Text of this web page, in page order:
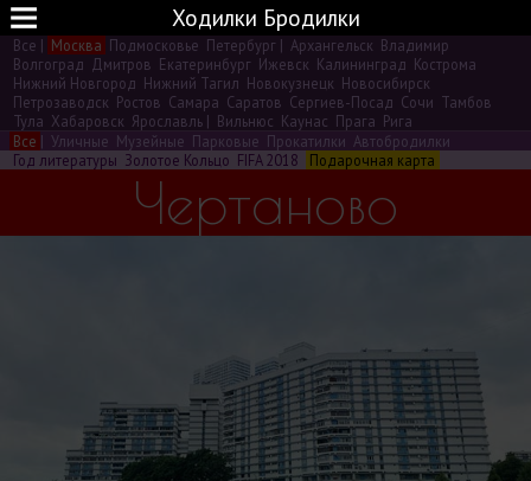
Ходилки Бродилки
Все | Москва Подмосковье Петербург | Архангельск Владимир
Волгоград Дмитров Екатеринбург Ижевск Калининград Кострома
Нижний Новгород Нижний Тагил Новокузнецк Новосибирск
Петрозаводск Ростов Самара Саратов Сергиев-Посад Сочи Тамбов
Тула Хабаровск Ярославль | Вильнюс Каунас Прага Рига
Все | Уличные Музейные Парковые Прокатилки Автобродилки
Год литературы Золотое Кольцо FIFA 2018 Подарочная карта
Чертаново